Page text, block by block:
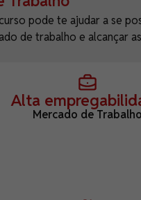
pode te ajudar a se
de trabalho e alcançar
Alta
Mercado de Trabalho